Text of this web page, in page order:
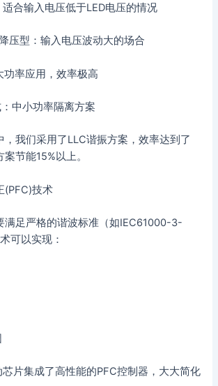
合输入电压低于LED电压的情况
压型：输入电压波动大的场合
功率应用，效率极高
中小功率隔离方案
，我们采用了LLC谐振方案，效率达到了
节能15%以上。
(PFC)技术
满足严格的谐波标准（如IEC61000-3-
可以实现：
芯片集成了高性能的PFC控制器，大大简化